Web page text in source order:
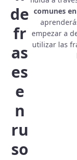
de
fr
as
es
e
n
ru
so
comunes
empezar a
utilizar las